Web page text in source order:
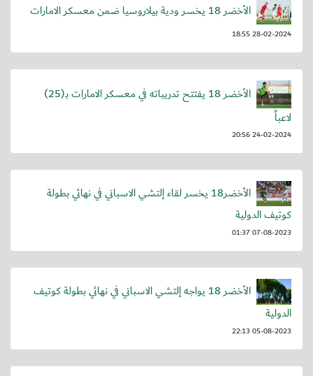
الأخضر 18 يخسر ودية بيلاروسيا ضمن معسكر الامارات
28-02-2024 18:55
الأخضر 18 يفتتح تدريباته في معسكر الامارات بـ(25)
لاعباً
24-02-2024 20:56
الأخضر18 يخسر لقاء إلتشي الاسباني في نهائي بطولة
كوتيف الدولية
07-08-2023 01:37
الأخضر 18 يواجه إلتشي الاسباني في نهائي بطولة كوتيف
الدولية
05-08-2023 22:13